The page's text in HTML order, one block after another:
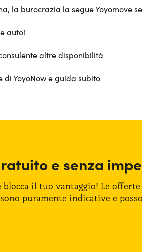
la burocrazia la segue Yoyomove
auto!
altre disponibilità
YoyoNow e guida subito
e senza
blocca il tuo vantaggio! Le offerte
puramente indicative e